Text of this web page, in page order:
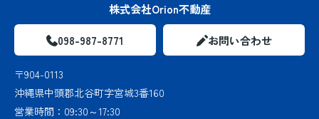
株式会社Orion不動産
098-987-8771 お問い合わせ
〒904-0113
沖縄県中頭郡北谷町字宮城3番160
営業時間： 09:30～17:30